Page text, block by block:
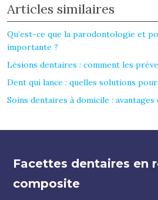
Articles similaires
Qu’est-ce que la parodontologie et
importante ?
Lésions dentaires : comment les
Dent qui lance : quelles solutions
Soins dentaires à domicile :
Facettes dentaires en
composite